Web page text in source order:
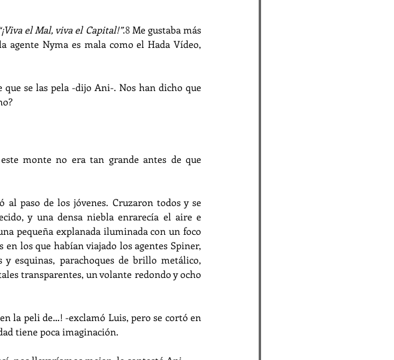
el Mal, viva el Capital!”.8 Me gustaba más
agente Nyma es mala como el Hada Vídeo,
se las pela -dijo Ani-. Nos han dicho que
monte no era tan grande antes de que
al paso de los jóvenes. Cruzaron todos y se
y una densa niebla enrarecía el aire e
pequeña explanada iluminada con un foco
los que habían viajado los agentes Spiner,
esquinas, parachoques de brillo metálico,
transparentes, un volante redondo y ocho
la peli de…! -exclamó Luis, pero se cortó en
tiene poca imaginación.